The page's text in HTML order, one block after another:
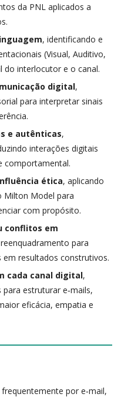
da PNL aplicados a
, identificando e
(Visual, Auditivo,
do interlocutor e o canal.
digital,
para interpretar sinais
e autênticas,
interações digitais
comportamental.
ética, aplicando
Milton Model para
com propósito.
conflitos em
para
resultados construtivos.
cada canal digital,
estruturar e‑mails,
eficácia, empatia e
por e‑mail,